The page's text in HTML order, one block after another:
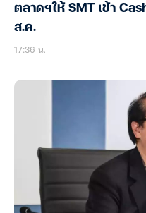
ตลาดฯให้ SMT เข้า
ส.ค.
17:36 น.